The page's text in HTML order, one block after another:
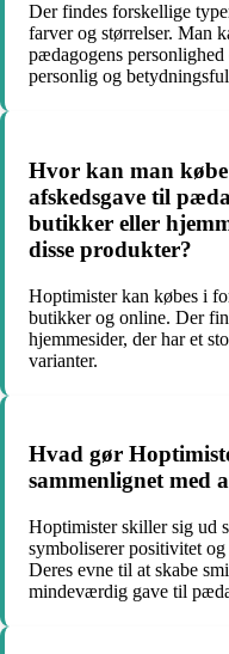
Der findes forskellige
farver og størrelser. Man
pædagogens
personlig og
Hvor kan man
afskedsgave til
butikker eller
disse produkter?
Hoptimister kan købes i
butikker og online. Der
hjemmesider, der har et
varianter.
Hvad gør
sammenlignet med
Hoptimister skiller sig ud
symboliserer positivitet
Deres evne til at skabe
mindeværdig gave til